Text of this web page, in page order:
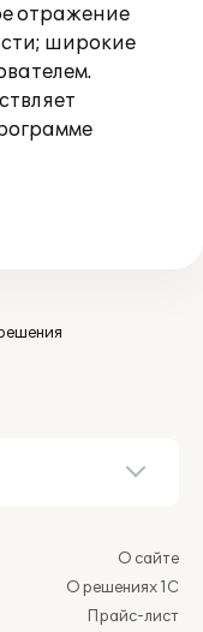
отражение
широкие
О сайте
О решениях 1С
Прайс-лист